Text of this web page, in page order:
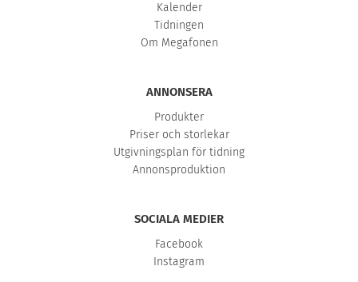
Kalender
Tidningen
Om Megafonen
ANNONSERA
Produkter
Priser och storlekar
Utgivningsplan för tidning
Annonsproduktion
SOCIALA MEDIER
Facebook
Instagram